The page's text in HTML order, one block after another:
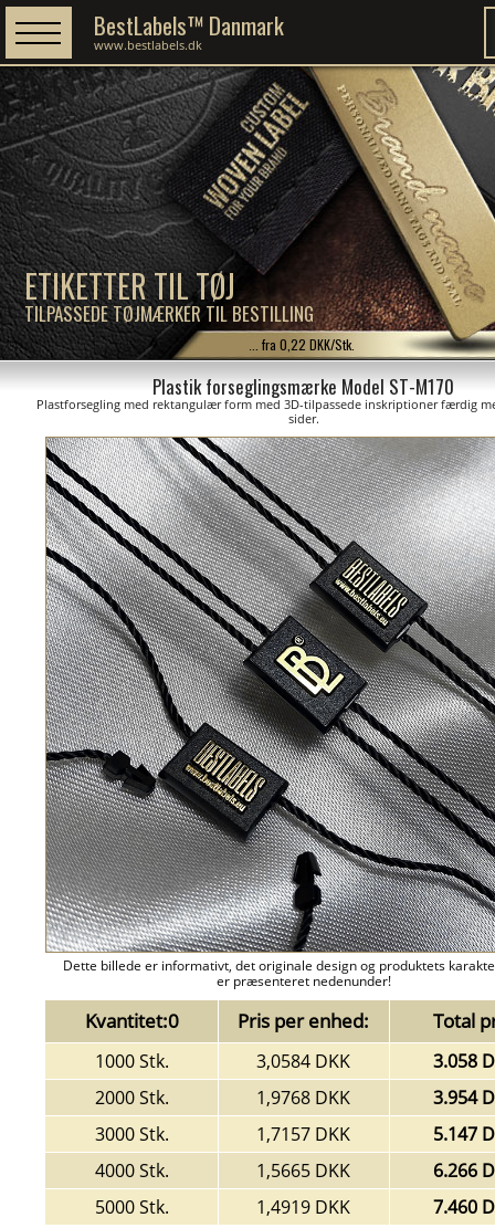
ETIKETTER TIL TØJ
TILPASSEDE TØJMÆRKER TIL BESTILLING
BestLabels™ Danmark
www.bestlabels.dk
... fra 0,22 DKK/Stk.
Plastik forseglingsmærke Model ST-M170
Plastforsegling med rektangulær form med 3D-tilpassede inskriptioner færdig
sider.
Dette billede er informativt, det originale design og produktets
er præsenteret nedenunder!
Kvantitet:0 Pris per enhed: Total
1000 Stk. 3,0584 DKK
3.058
2000 Stk.
1,9768 DKK
3.954
3000 Stk.
1,7157 DKK
5.147
4000 Stk.
1,5665 DKK
6.266
5000 Stk.
1,4919 DKK 7.460